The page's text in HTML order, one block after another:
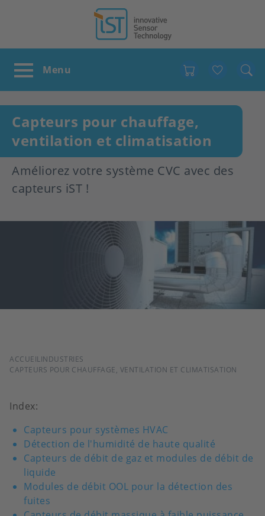
Capteurs pour chauffage,
ventilation et climatisation
Améliorez votre système CVC avec des
capteurs iST !
FIL
ACCUEILINDUSTRIES
CAPTEURS POUR CHAUFFAGE, VENTILATION ET CLIMATISATION
Index:
Capteurs pour systèmes HVAC
Détection de l'humidité de haute qualité
Capteurs de débit de gaz et modules de débit de
liquide
Modules de débit OOL pour la détection des
fuites